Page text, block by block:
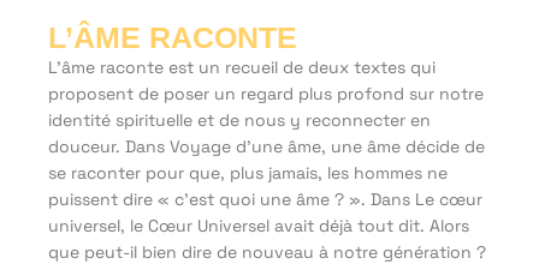
L’ÂME RACONTE
L’âme raconte est un recueil de deux textes qui
proposent de poser un regard plus profond sur notre
identité spirituelle et de nous y reconnecter en
douceur. Dans Voyage d’une âme, une âme décide de
se raconter pour que, plus jamais, les hommes ne
puissent dire « c’est quoi une âme ? ». Dans Le cœur
universel, le Cœur Universel avait déjà tout dit. Alors
que peut-il bien dire de nouveau à notre génération ?